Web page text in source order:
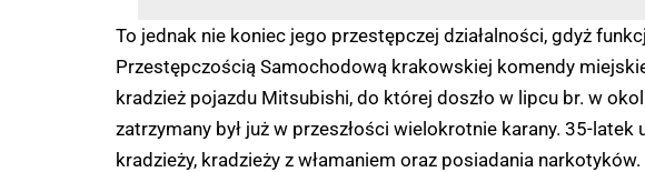
To jednak nie koniec jego przestępczej działalności, gdyż
Przestępczością Samochodową krakowskiej komendy
kradzież pojazdu Mitsubishi, do której doszło w lipcu br. w
zatrzymany był już w przeszłości wielokrotnie karany. 35-latek
kradzieży, kradzieży z włamaniem oraz posiadania narkotyków.